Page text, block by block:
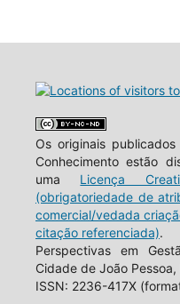
Os originais
Conhecimento estão
uma Licença
(obrigatoriedade de
comercial/vedada
citação referenciada).
Perspectivas em
Cidade de João
ISSN: 2236-417X